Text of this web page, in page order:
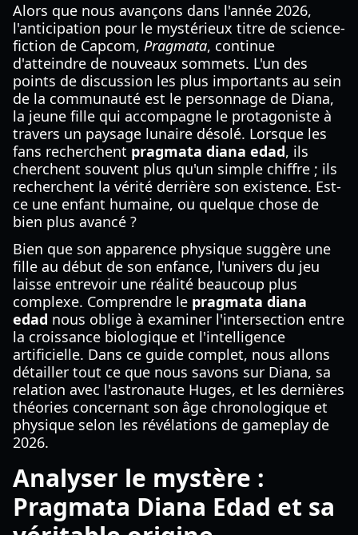
Alors que nous avançons dans l'année 2026,
l'anticipation pour le mystérieux titre de science-
fiction de Capcom, Pragmata, continue
d'atteindre de nouveaux sommets. L'un des
points de discussion les plus importants au sein
de la communauté est le personnage de Diana,
la jeune fille qui accompagne le protagoniste à
travers un paysage lunaire désolé. Lorsque les
fans recherchent pragmata diana edad, ils
cherchent souvent plus qu'un simple chiffre ; ils
recherchent la vérité derrière son existence. Est-
ce une enfant humaine, ou quelque chose de
bien plus avancé ?
Bien que son apparence physique suggère une
fille au début de son enfance, l'univers du jeu
laisse entrevoir une réalité beaucoup plus
complexe. Comprendre le pragmata diana
edad nous oblige à examiner l'intersection entre
la croissance biologique et l'intelligence
artificielle. Dans ce guide complet, nous allons
détailler tout ce que nous savons sur Diana, sa
relation avec l'astronaute Huges, et les dernières
théories concernant son âge chronologique et
physique selon les révélations de gameplay de
2026.
Analyser le mystère :
Pragmata Diana Edad et sa